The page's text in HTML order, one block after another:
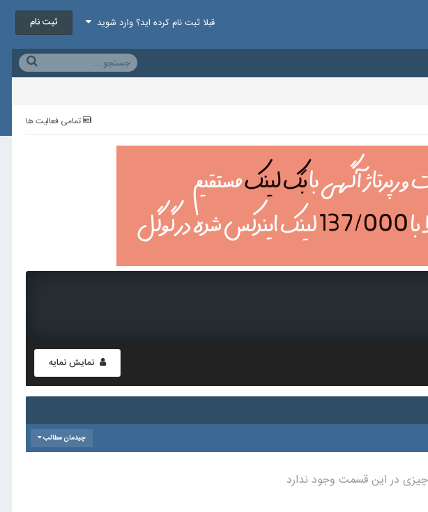
قبلا ثبت نام کرده اید؟ وارد شوید ثبت نام
تمامی فعالیت ها
نمایش نمایه
چیدمان مطالب
در این قسمت وجود ندارد